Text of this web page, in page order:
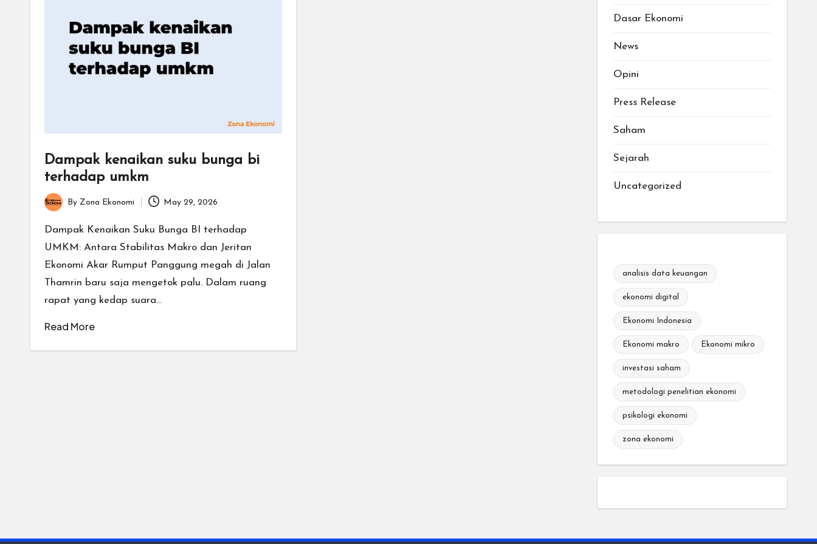
Dampak kenaikan suku bunga bi
terhadap umkm
Posted
by
By Zona Ekonomi May 29, 2026
Dampak Kenaikan Suku Bunga BI terhadap
UMKM: Antara Stabilitas Makro dan Jeritan
Ekonomi Akar Rumput Panggung megah di Jalan
Thamrin baru saja mengetok palu. Dalam ruang
rapat yang kedap suara…
Read More
Dasar Ekonomi
News
Opini
Press Release
Saham
Sejarah
Uncategorized
analisis data keuangan
ekonomi digital
Ekonomi Indonesia
Ekonomi makro Ekonomi mikro
investasi saham
metodologi penelitian ekonomi
psikologi ekonomi
zona ekonomi